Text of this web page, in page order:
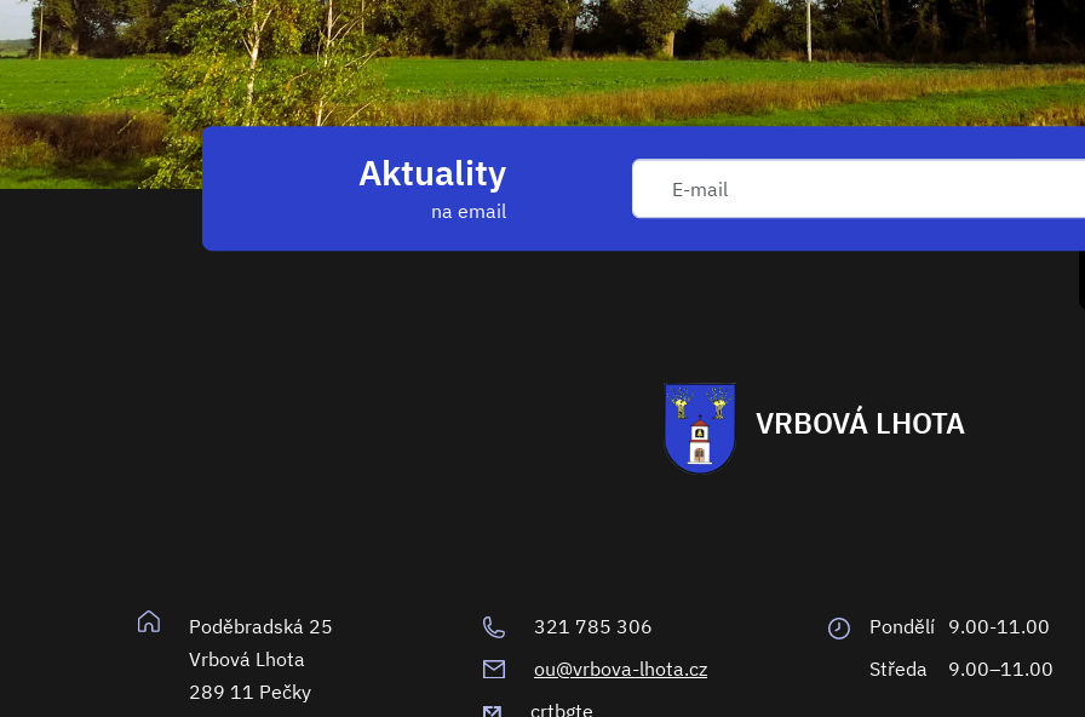
Aktuality
na email
VRBOVÁ LHOTA
Poděbradská 25
Vrbová Lhota
289 11 Pečky
321 785 306
ou@vrbova-lhota.cz
crtbgte
Pondělí 9.00-11.00
Středa
9.00–11.00